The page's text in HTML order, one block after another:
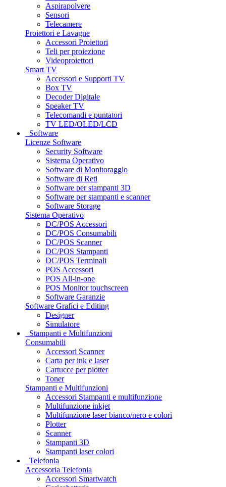
Aspirapolvere
Sensori
Telecamere
Proiettori e Lavagne
Accessori Proiettori
Teli per proiezione
Videoproiettori
Smart TV
Accessori e Supporti TV
Box TV
Decoder Digitale
Speaker TV
Telecomandi e puntatori
TV LED/OLED/LCD
Software
Licenze Software
Security Software
Sistema Operativo
Software di Monitoraggio
Software di Reti
Software per stampanti 3D
Software per stampanti e scanner
Software Storage
Sistema Operativo
DC/POS Accessori
DC/POS Consumabili
DC/POS Scanner
DC/POS Stampanti
DC/POS Terminali
POS Accessori
POS All-in-one
POS Monitor touchscreen
Software Garanzie
Software Grafici e Editing
Designer
Simulatore
Stampanti e Multifunzioni
Consumabili
Accessori Scanner
Carta per ink e laser
Cartucce per plotter
Toner
Stampanti e Multifunzioni
Accessori Stampanti e multifunzione
Multifunzione inkjet
Multifunzione laser bianco/nero e colori
Plotter
Scanner
Stampanti 3D
Stampanti laser colori
Telefonia
Accessoria Telefonia
Accessori Smartwatch